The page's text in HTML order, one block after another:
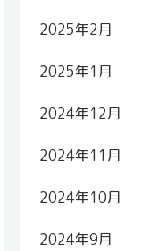
2025年2月
2025年1月
2024年12月
2024年11月
2024年10月
2024年9月